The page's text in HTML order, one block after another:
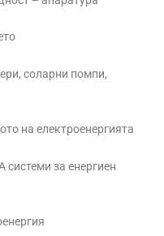
соларни помпи,
на електроенергията
системи за енергиен